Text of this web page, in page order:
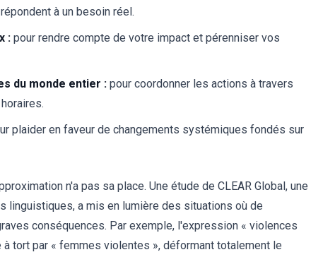
à un besoin réel.
: pour rendre compte de votre impact et pérenniser vos
du monde entier : pour coordonner les actions à travers
plaider en faveur de changements systémiques fondés sur
n'a pas sa place. Une étude de CLEAR Global, une
linguistiques, a mis en lumière des situations où de
conséquences. Par exemple, l'expression « violences
tort par « femmes violentes », déformant totalement le